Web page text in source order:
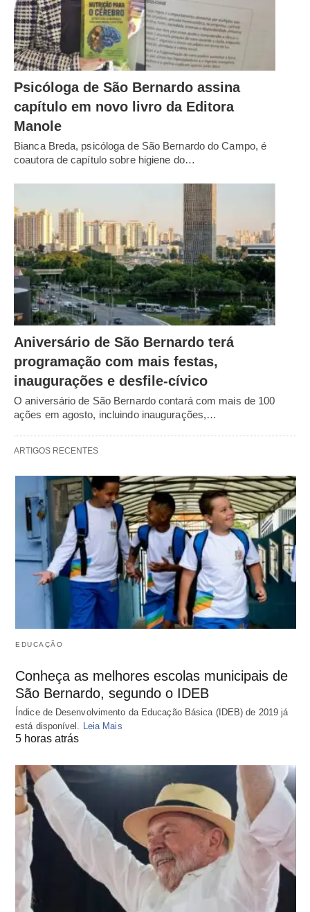
Psicóloga de São Bernardo assina
capítulo em novo livro da Editora
Manole
Bianca Breda, psicóloga de São Bernardo do Campo, é
coautora de capítulo sobre higiene do…
Aniversário de São Bernardo terá
programação com mais festas,
inaugurações e desfile-cívico
O aniversário de São Bernardo contará com mais de 100
ações em agosto, incluindo inaugurações,…
ARTIGOS RECENTES
EDUCAÇÃO
Conheça as melhores escolas municipais de
São Bernardo, segundo o IDEB
Índice de Desenvolvimento da Educação Básica (IDEB) de 2019 já
está disponível.
Leia Mais
5 horas atrás